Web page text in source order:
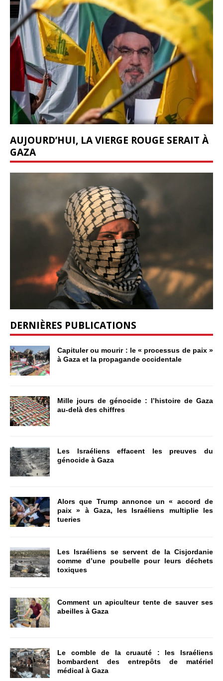
AUJOURD’HUI, LA VIERGE ROUGE SERAIT À
GAZA
DERNIÈRES PUBLICATIONS
Capituler ou mourir : le « processus de paix »
à Gaza et la propagande occidentale
Mille jours de génocide : l’histoire de Gaza
au-delà des chiffres
Les Israéliens effacent les preuves du
génocide à Gaza
Alors que Trump annonce un « accord de
paix » à Gaza, les Israéliens multiplie les
tueries
Les Israéliens se servent de la Cisjordanie
comme d’une poubelle pour leurs déchets
toxiques
Comment un apiculteur tente de sauver ses
abeilles à Gaza
Le comble de la cruauté : les Israéliens
bombardent des entrepôts de matériel
médical à Gaza